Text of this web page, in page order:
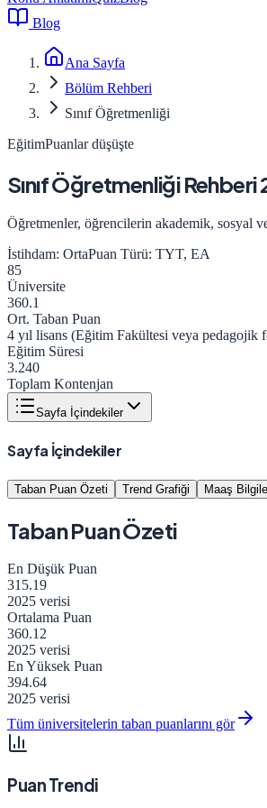
Blog
Ana Sayfa
Bölüm Rehberi
Sınıf Öğretmenliği
EğitimPuanlar düşüşte
Sınıf ÖğretmenliğiRehberi
Öğretmenler, öğrencilerin akademik, sosyal
İstihdam: OrtaPuan Türü: TYT, EA
85
Üniversite
360.1
Ort. Taban Puan
4 yıl lisans (Eğitim Fakültesi veya pedagojik
Eğitim Süresi
3.240
Toplam Kontenjan
Sayfa İçindekiler
Sayfa İçindekiler
Taban Puan Özeti Trend Grafiği Maaş
Taban Puan Özeti
En Düşük Puan
315.19
2025 verisi
Ortalama Puan
360.12
2025 verisi
En Yüksek Puan
394.64
2025 verisi
Tüm üniversitelerin taban puanlarını gör
Puan Trendi